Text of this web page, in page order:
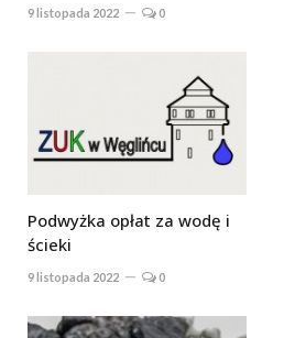
9 listopada 2022 0
Podwyżka opłat za wodę i
ścieki
9 listopada 2022 0